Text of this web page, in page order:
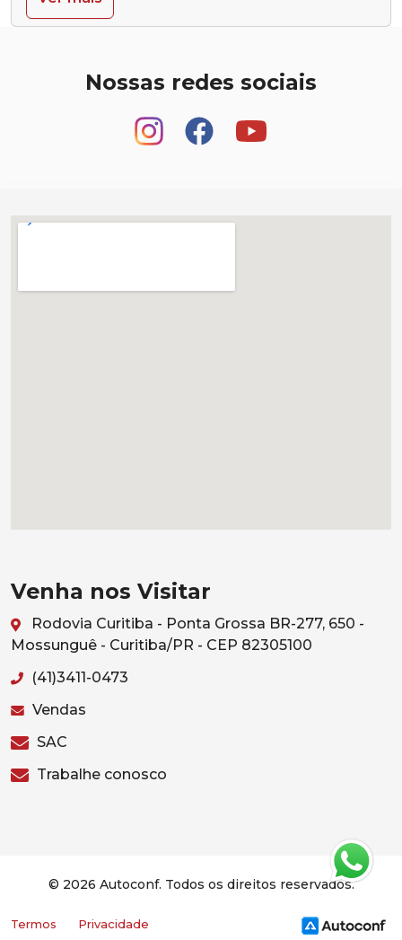
Nossas redes sociais
Venha nos Visitar
Rodovia Curitiba - Ponta Grossa BR-277, 650 -
Mossunguê - Curitiba/PR - CEP 82305100
(41)3411-0473
Vendas
SAC
Trabalhe conosco
© 2026 Autoconf. Todos os direitos reservados.
Termos Privacidade